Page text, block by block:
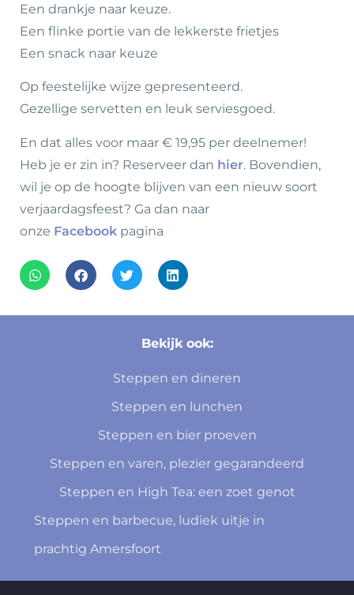
Een drankje naar keuze.
Een flinke portie van de lekkerste frietjes
Een snack naar keuze
Op feestelijke wijze gepresenteerd.
Gezellige servetten en leuk serviesgoed.
En dat alles voor maar € 19,95 per deelnemer!
Heb je er zin in? Reserveer dan hier. Bovendien,
wil je op de hoogte blijven van een nieuw soort
verjaardagsfeest? Ga dan naar
onze Facebook pagina
Bekijk ook:
Steppen en dineren
Steppen en lunchen
Steppen en bier proeven
Steppen en varen, plezier gegarandeerd
Steppen en High Tea: een zoet genot
Steppen en barbecue, ludiek uitje in
prachtig Amersfoort